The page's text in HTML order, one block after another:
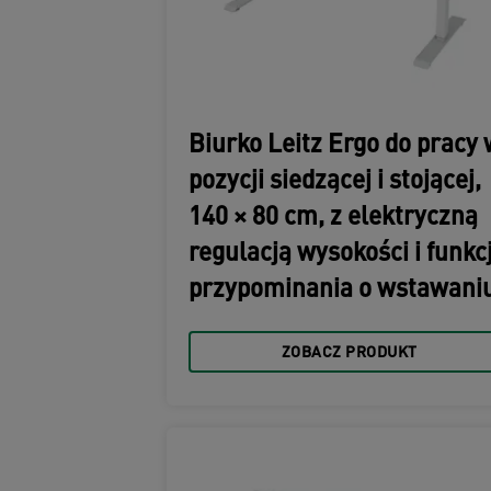
Biurko Leitz Ergo do pracy
pozycji siedzącej i stojącej,
140 × 80 cm, z elektryczną
regulacją wysokości i
przypominania o
ZOBACZ PRODUKT